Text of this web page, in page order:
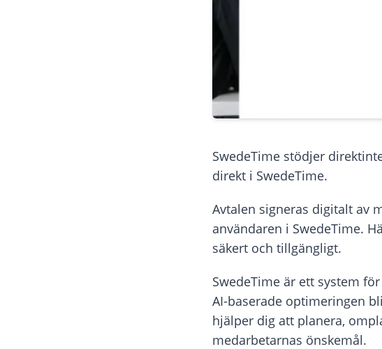
SwedeTime stödjer
direkt i SwedeTime.
Avtalen signeras digitalt av
användaren i SwedeTime.
säkert och tillgängligt.
SwedeTime är ett system
AI-baserade optimeringen
hjälper dig att planera,
medarbetarnas önskemål.